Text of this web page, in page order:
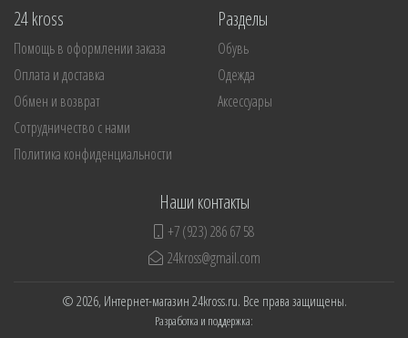
24 kross
Помощь в оформлении заказа
Оплата и доставка
Обмен и возврат
Сотрудничество с нами
Политика конфиденциальности
Разделы
Обувь
Одежда
Аксессуары
Наши контакты
+7 (923) 286 67 58
24kross@gmail.com
© 2026, Интернет-магазин 24kross.ru. Все права защищены.
Разработка и поддержка: